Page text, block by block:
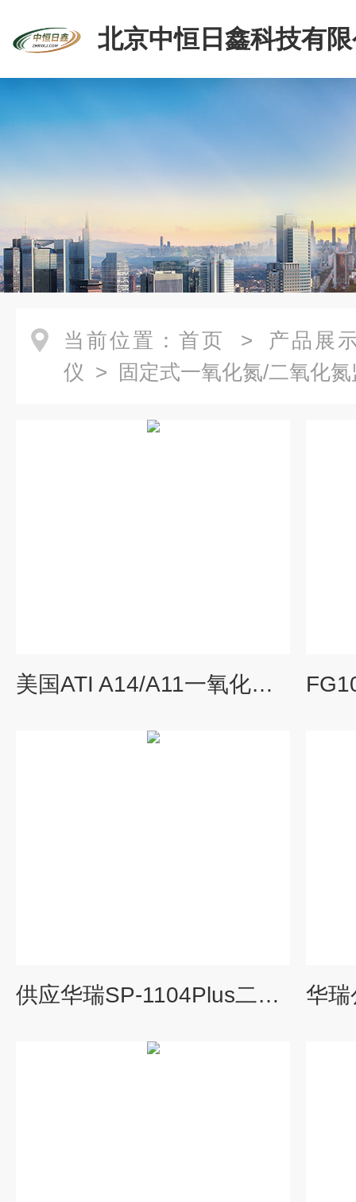
北京中恒日鑫科技有
当前位置： 首页 > 产品展
仪 > 固定式一氧化氮/二氧化
美国ATI A14/A11一氧化氮检测仪（壁挂式）
供应华瑞SP-1104Plus二氧化氮检测仪0-20PPM